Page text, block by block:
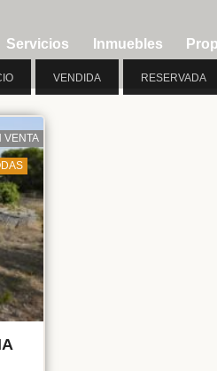
Servicios Inmuebles
VENDIDA RESERVADA
VENTA